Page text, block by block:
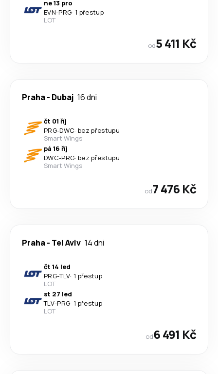
ne 13 pro
EVN-PRG· 1 přestup
LOT
od5 411 Kč
Praha- Dubaj 16 dni
čt 01 říj
PRG-DWC· bez přestupu
Smart Wings
pá 16 říj
DWC-PRG· bez přestupu
Smart Wings
od7 476 Kč
Praha- Tel Aviv 14 dni
čt 14 led
PRG-TLV· 1 přestup
LOT
st 27 led
TLV-PRG· 1 přestup
LOT
od6 491 Kč